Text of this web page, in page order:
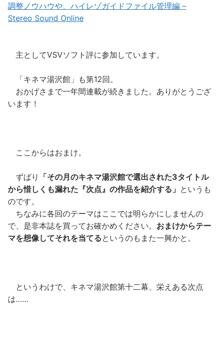
調整ノウハウや、ハイレゾガイドファイル管理編 –
Stereo Sound Online
主としてVSVソフト評に参加しています。
「キネマ湯沢館」も第12回。
おかげさまで一年間連載が続きました。ありがとうござ
います！
ここからはおまけ。
ずばり
「その月のキネマ湯沢館で選出された3タイトル
から惜しくも漏れた『次点』の作品を紹介する」 というも
のです。
ちなみに各回のテーマはここでは明らかにしませんの
で、是非本誌を買ってお確かめください。 おまけからテー
マを想像してそれを当てるというのもまた一興かと。
というわけで、キネマ湯沢館第十二幕、栄えある次点
は……